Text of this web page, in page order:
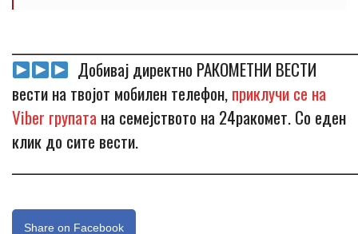
Добивај директно РАКОМЕТНИ ВЕСТИ
вести на твојот мобилен телефон,приклучи се на
Viber групата на семејството на 24ракомет. Со еден
клик до сите вести.
Share on Facebook